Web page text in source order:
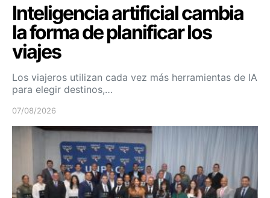
Inteligencia artificial cambia
la forma de planificar los
viajes
Los viajeros utilizan cada vez más herramientas de IA
para elegir destinos,…
07/08/2026